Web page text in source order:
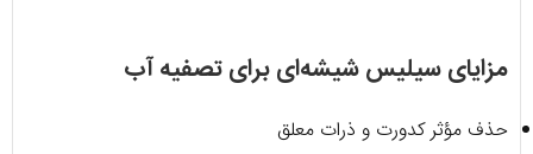
مزایای سیلیس شیشه‌ای برای تصفیه آب
حذف مؤثر کدورت و ذرات معلق